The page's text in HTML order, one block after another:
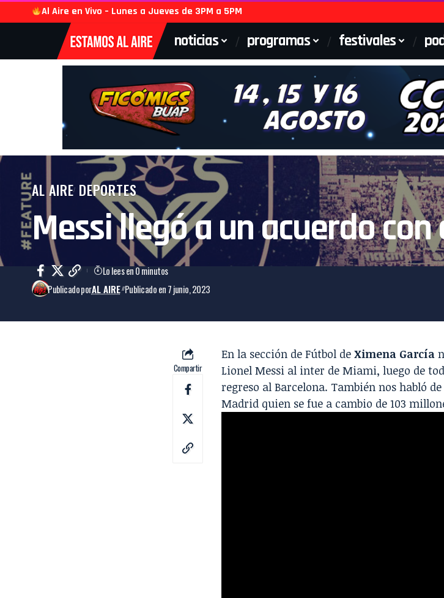
Al Aire en Vivo – Lunes a Jueves de 3PM a 5PM
noticias programas festivales
AL AIRE DEPORTES
Messi llegó a un acuerdo
Publicado porAL AIRE Publicado en 7 junio, 2023
Lo lees en 0 minutos
Compartir
En la sección de Fútbol de Ximena García
Lionel Messi al inter de Miami, luego de
regreso al Barcelona. También nos habló
Madrid quien se fue a cambio de 103